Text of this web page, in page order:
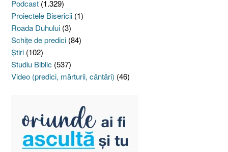
Podcast (1.329)
Proiectele Bisericii (1)
Roada Duhului (3)
Schiţe de predici (84)
Ştiri (102)
Studiu Biblic (537)
Video (predici, mărturii, cântări) (46)